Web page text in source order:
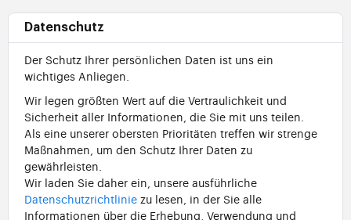
Datenschutz
Der Schutz Ihrer persönlichen Daten ist uns ein
wichtiges Anliegen.
Wir legen größten Wert auf die Vertraulichkeit und
Sicherheit aller Informationen, die Sie mit uns teilen.
Als eine unserer obersten Prioritäten treffen wir strenge
Maßnahmen, um den Schutz Ihrer Daten zu
gewährleisten.
Wir laden Sie daher ein, unsere ausführliche
Datenschutzrichtlinie zu lesen, in der Sie alle
Informationen über die Erhebung, Verwendung und